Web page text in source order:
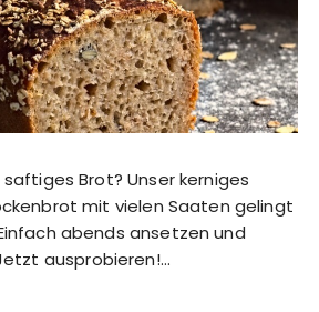
Brot? Unser kerniges
mit vielen Saaten gelingt
abends ansetzen und
ausprobieren!…